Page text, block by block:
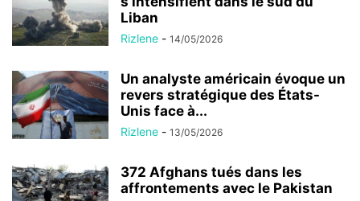
Liban
Rizlene - 14/05/2026
Un analyste américain évoque un
revers stratégique des États-
Unis face à...
Rizlene - 13/05/2026
372 Afghans tués dans les
affrontements avec le Pakistan